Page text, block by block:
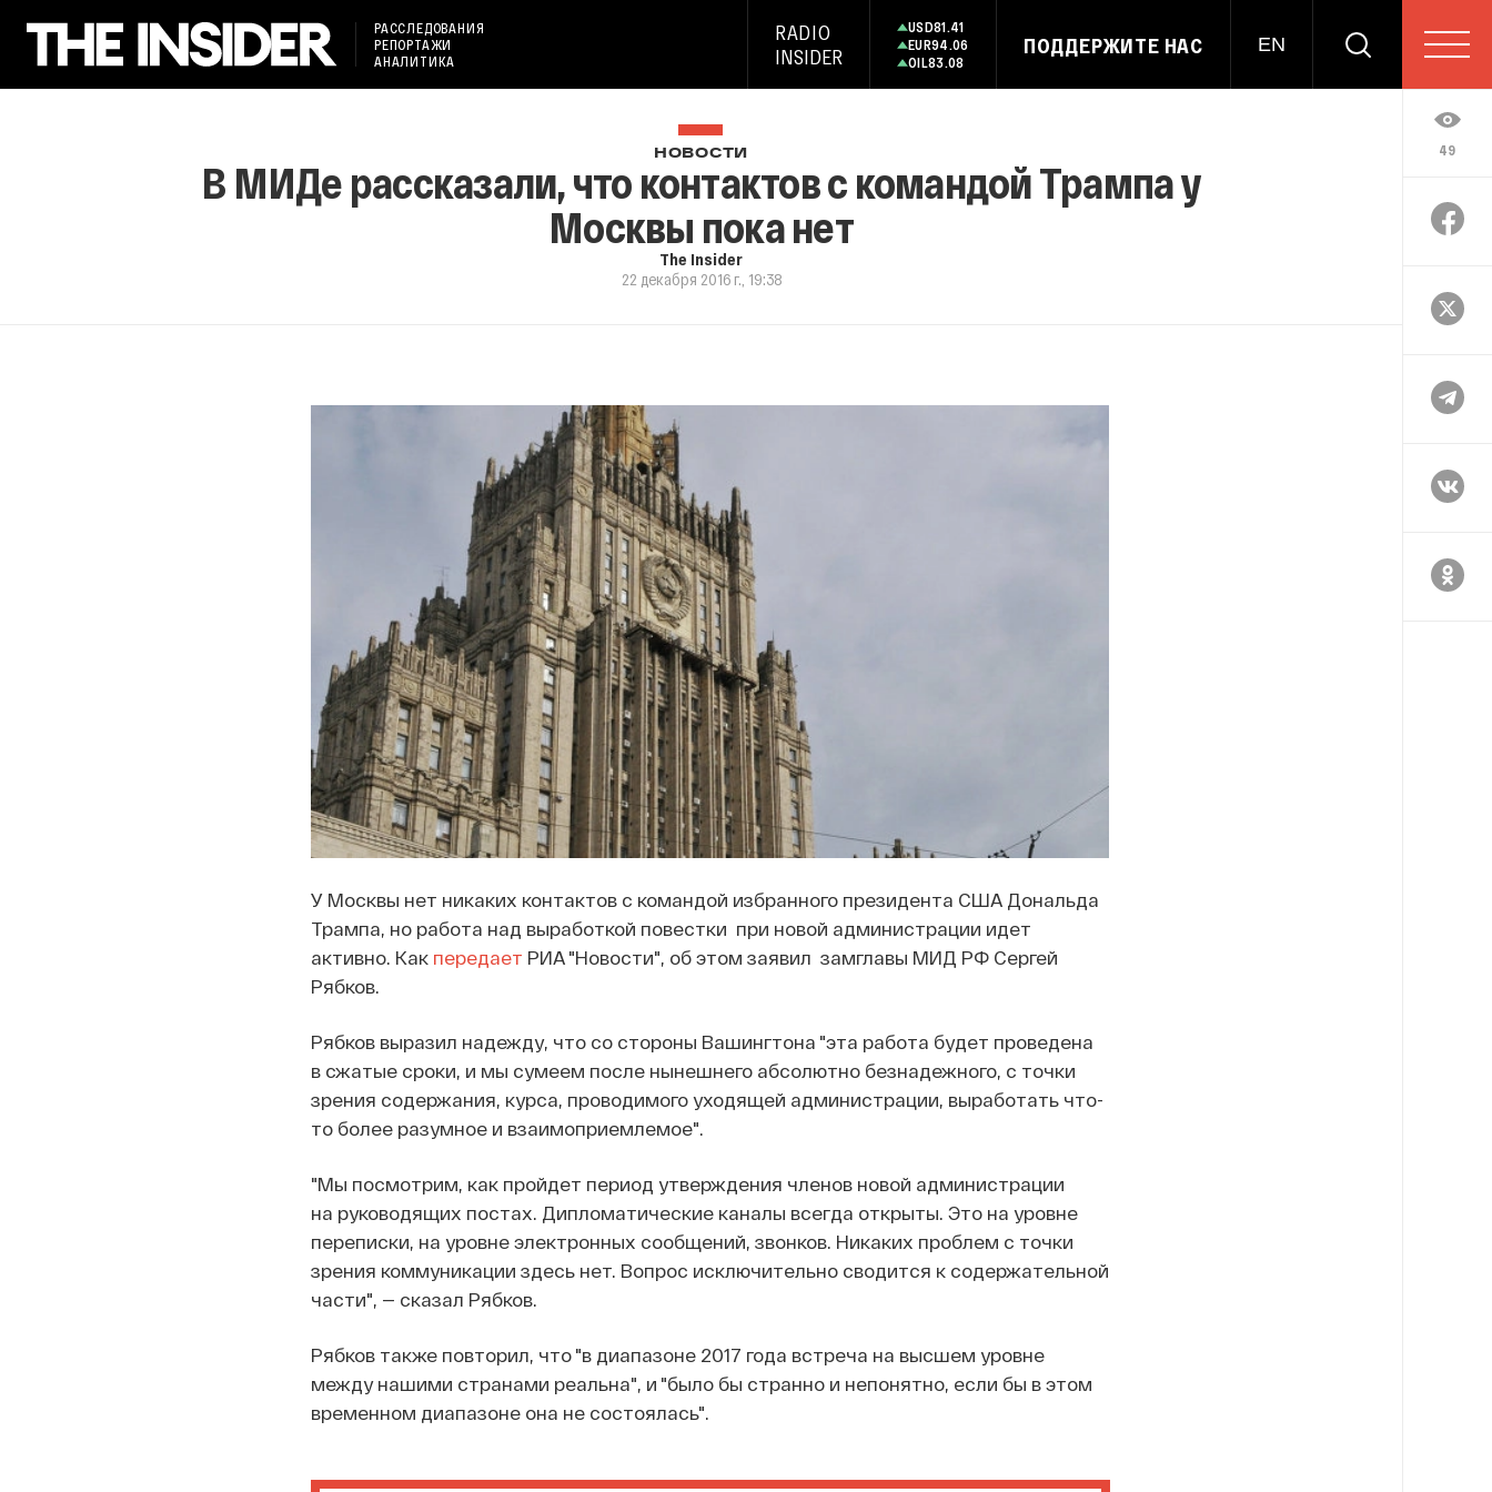
РАССЛЕДОВАНИЯ
РЕПОРТАЖИ
АНАЛИТИКА
RADIO
INSIDER
USD81.41
EUR94.06
OIL83.08
ПОДДЕРЖИТЕ НАС EN
49
НОВОСТИ
В МИДе рассказали, что контактов с командой Трампа у
Москвы пока нет
The Insider
22 декабря 2016 г., 19:38
У Москвы нет никаких контактов с командой избранного президента США Дональда
Трампа, но работа над выработкой повестки при новой администрации идет
активно. Как передает РИА "Новости", об этом заявил замглавы МИД РФ Сергей
Рябков.
Рябков выразил надежду, что со стороны Вашингтона "эта работа будет проведена
в сжатые сроки, и мы сумеем после нынешнего абсолютно безнадежного, с точки
зрения содержания, курса, проводимого уходящей администрации, выработать что-
то более разумное и взаимоприемлемое".
"Мы посмотрим, как пройдет период утверждения членов новой администрации
на руководящих постах. Дипломатические каналы всегда открыты. Это на уровне
переписки, на уровне электронных сообщений, звонков. Никаких проблем с точки
зрения коммуникации здесь нет. Вопрос исключительно сводится к содержательной
части", — сказал Рябков.
Рябков также повторил, что "в диапазоне 2017 года встреча на высшем уровне
между нашими странами реальна", и "было бы странно и непонятно, если бы в этом
временном диапазоне она не состоялась".